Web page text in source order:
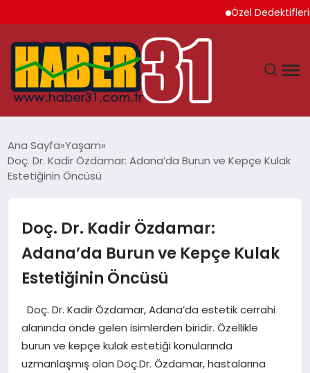
Özel Dedektiflerin
HATAY
EKONOMI
GÜNDEM
MAGAZIN
SAĞLIK
Ana Sayfa Yaşam
Doç. Dr. Kadir Özdamar: Adana’da Burun ve Kepçe Kulak
Estetiğinin Öncüsü
Doç. Dr. Kadir Özdamar:
Adana’da Burun ve Kepçe Kulak
Estetiğinin Öncüsü
Doç. Dr. Kadir Özdamar, Adana’da estetik cerrahi
alanında önde gelen isimlerden biridir. Özellikle
burun ve kepçe kulak estetiği konularında
uzmanlaşmış olan Doç.Dr. Özdamar, hastalarına